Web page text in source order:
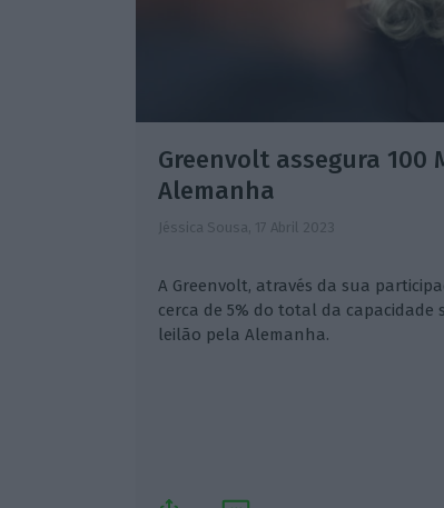
Greenvolt assegura 100
Alemanha
Jéssica Sousa, 17 Abril 2023
A Greenvolt, através da sua
cerca de 5% do total da
leilão pela Alemanha.